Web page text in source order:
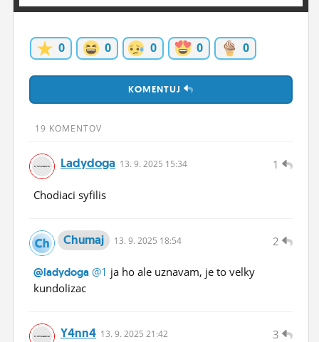
STATUSY
BLOGY
ĽUDIA
MÔJ PROFIL
NASTAVENIA
ROLETA
0 0 0 0 0
KOMENTUJ
19 KOMENTOV
1
Ladydoga 13. 9. 2025 15:34
Chodiaci syfilis
2
Chumaj 13. 9. 2025 18:54
@ladydoga @1 ja ho ale uznavam, je to velky
kundolizac
3
Y4nn4 13. 9. 2025 21:42